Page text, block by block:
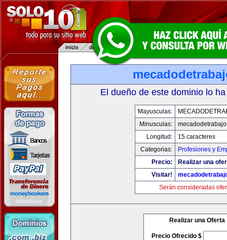
El dueño de este dominio lo
Mayusculas:
Minusculas:
Longitud:
15 caracteres
Categorias:
Profesiones y
Precio:
Realizar una
Visitar!
Serán consideradas
Realizar una Oferta
Precio Ofrecido $